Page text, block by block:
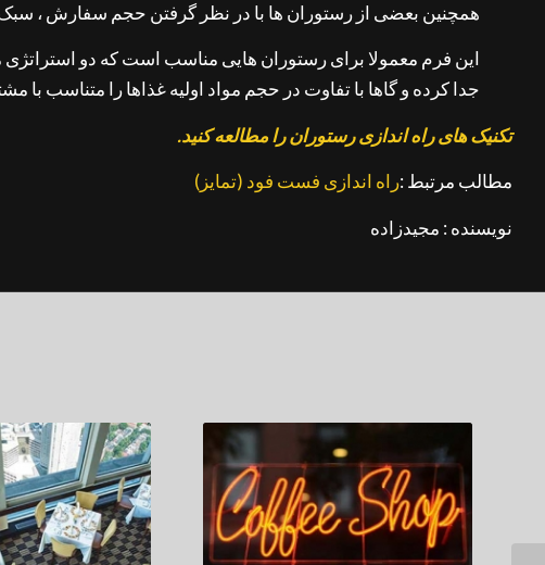
همچنین بعضی از رستوران ها با در نظر گرفتن حجم سفارش ، سبک ، سلیقه مشتریان ، منطقه و … 2 فرم منو در
این فرم معمولا برای رستوران هایی مناسب است که دو استراتژی
جدا کرده و گاها با تفاوت در حجم مواد اولیه غذاها را متناسب با
تکنیک های راه اندازی رستوران را مطالعه کنید.
مطالب مرتبط :راه اندازی فست فود (تمایز)
نویسنده : مجیدزاده